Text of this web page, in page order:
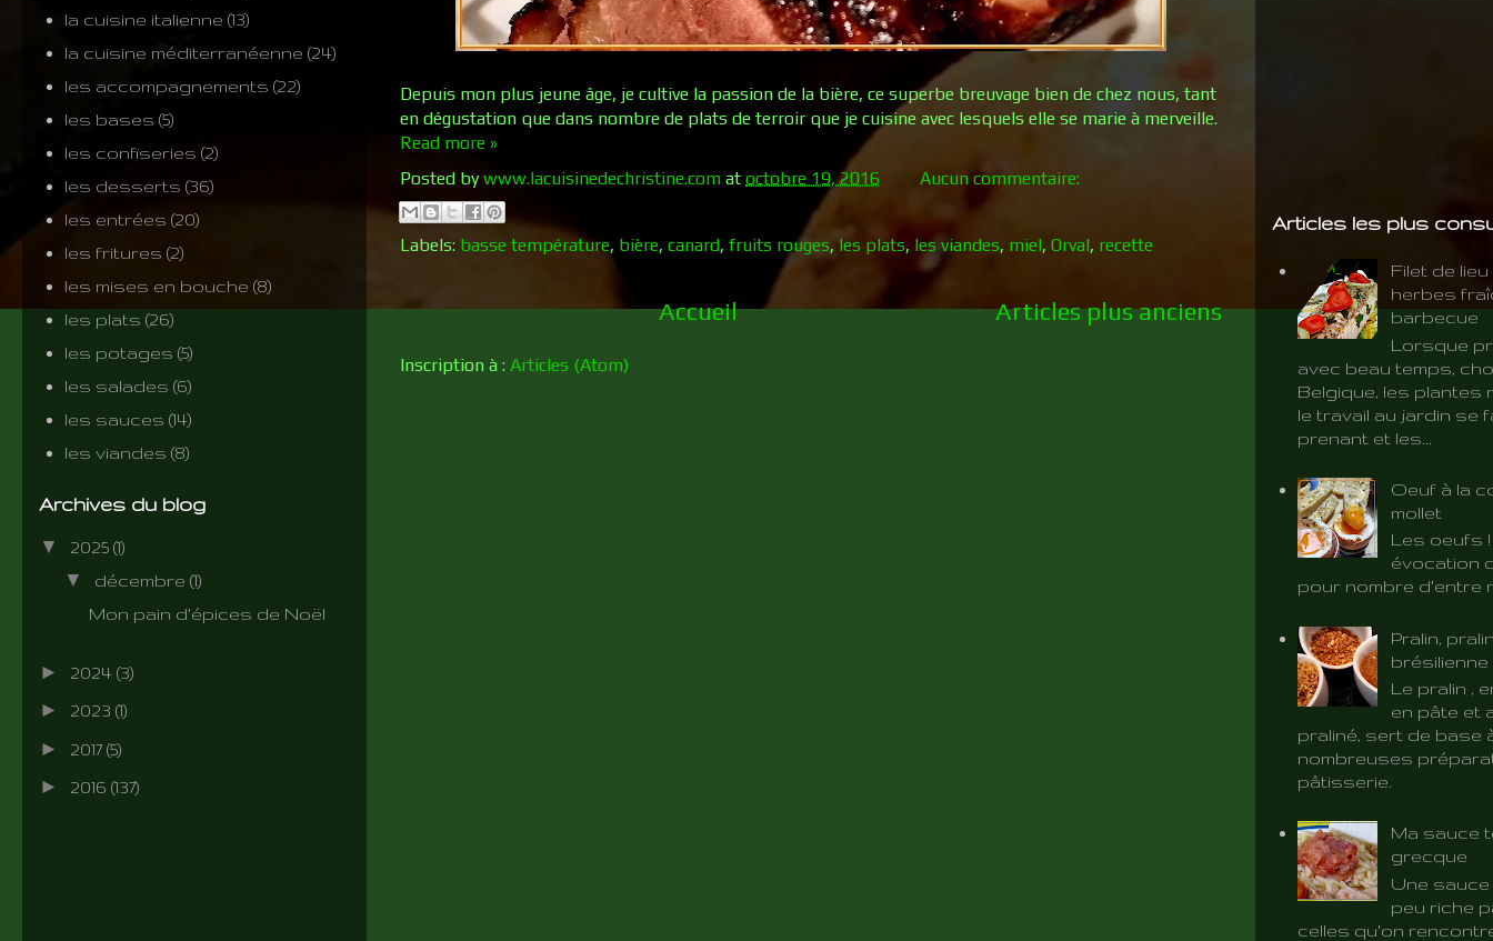
Depuis mon plus jeune âge, je cultive la passion de la bière, ce superbe breuvage bien de chez nous, tant
en dégustation que dans nombre de plats de terroir que je cuisine avec lesquels elle se marie à merveille.
Read more »
Posted bywww.lacuisinedechristine.com at octobre 19, 2016 Aucun commentaire:
Labels: basse température, bière, canard, fruits rouges, les plats, les viandes, miel, Orval, recette
Articles plus anciens
Accueil
Inscription à : Articles (Atom)
la cuisine italienne (13)
la cuisine méditerranéenne (24)
les accompagnements (22)
les bases (5)
les confiseries (2)
les desserts (36)
les entrées (20)
les fritures (2)
les mises en bouche (8)
les plats (26)
les potages (5)
les salades (6)
les sauces (14)
les viandes (8)
Archives du blog
▼ 2025 (1)
▼ décembre (1)
Mon pain d'épices de Noël
► 2024 (3)
► 2023 (1)
► 2017 (5)
► 2016 (137)
Articles les plus
Filet de
herbes
barbecue
Lorsque
avec beau temps,
Belgique, les plantes
le travail au jardin se
prenant et les...
Oeuf à la
mollet
Les oeufs
évocation
pour nombre d'entre
Pralin,
brésilienne
Le pralin ,
en pâte et
praliné, sert de base
nombreuses
pâtisserie.
Ma sauce
grecque
Une sauce
peu riche
celles qu'on